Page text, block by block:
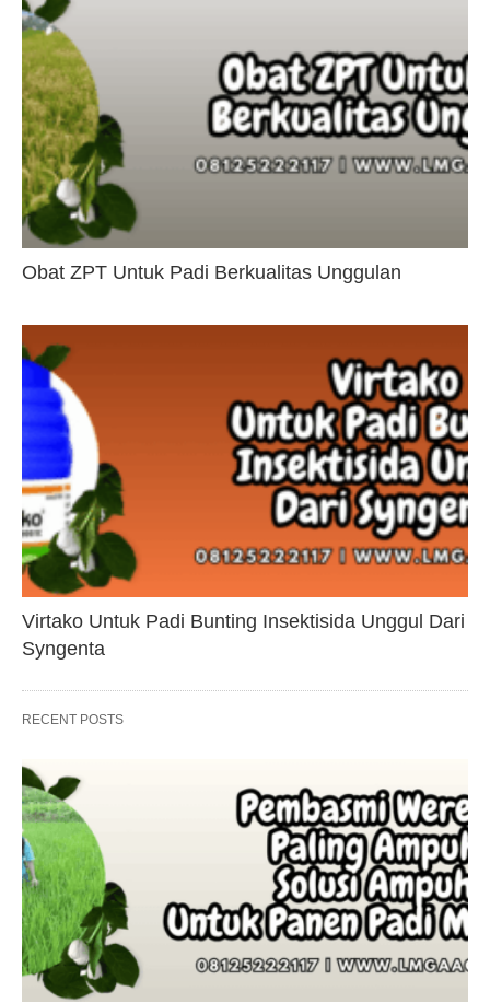
Obat ZPT Untuk Padi Berkualitas Unggulan
Virtako Untuk Padi Bunting Insektisida Unggul Dari
Syngenta
RECENT POSTS